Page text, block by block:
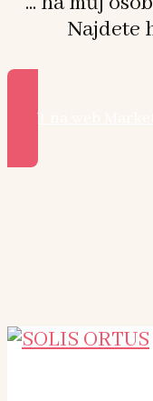
Najdete
Přejít na web